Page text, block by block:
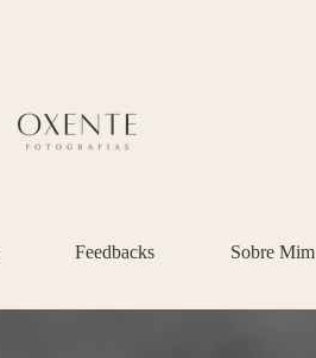
Feedbacks Sobre Mim